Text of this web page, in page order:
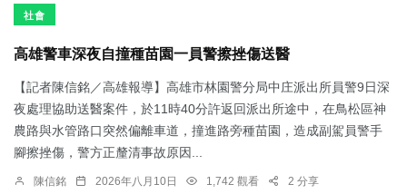
社會
高雄警車深夜自撞種苗園一員警擦挫傷送醫
【記者陳信銘／高雄報導】高雄市林園警分局中庄派出所員警9日深
夜處理協助送醫案件，於11時40分許返回派出所途中，在鳥松區神
農路與水管路口突然偏離車道，撞進路旁種苗園，造成副駕員警手
腳擦挫傷，警方正釐清事故原因...
陳信銘 2026年八月10日 1,742 觀看 2 分享